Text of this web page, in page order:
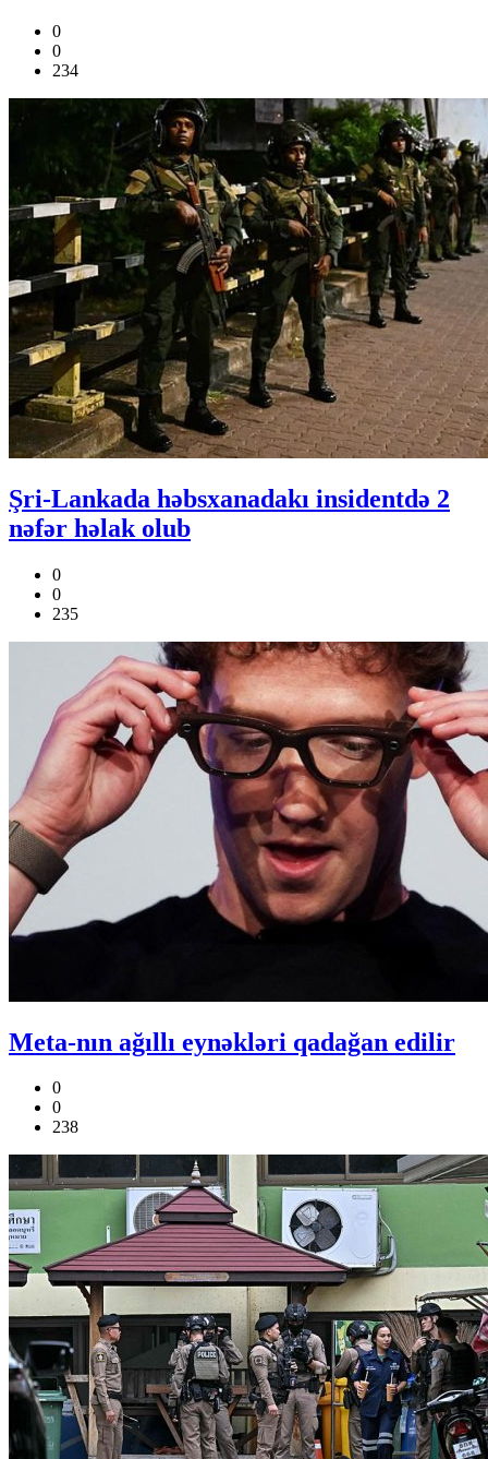
0
0
234
Şri-Lankada həbsxanadakı insidentdə 2
nəfər həlak olub
0
0
235
Meta-nın ağıllı eynəkləri qadağan edilir
0
0
238